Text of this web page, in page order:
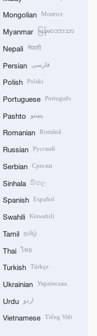
Mongolian Монгол
Myanmar မြန်မာဘာသာ
Nepali नेपाली
Persian فارسی
Polish Polski
Portuguese Português
Pashto پښتو
Romanian Română
Russian Русский
Serbian Српски
Sinhala සිංහල
Spanish Español
Swahili Kiswahili
Tamil தமிழ்
Thai ไทย
Turkish Türkçe
Ukrainian Українська
Urdu اردو
Vietnamese Tiếng Việt